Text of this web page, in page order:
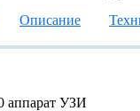
Описание